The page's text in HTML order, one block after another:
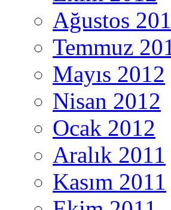
Ağustos
Temmuz
Mayıs 2012
Nisan 2012
Ocak 2012
Aralık 2011
Kasım 2011